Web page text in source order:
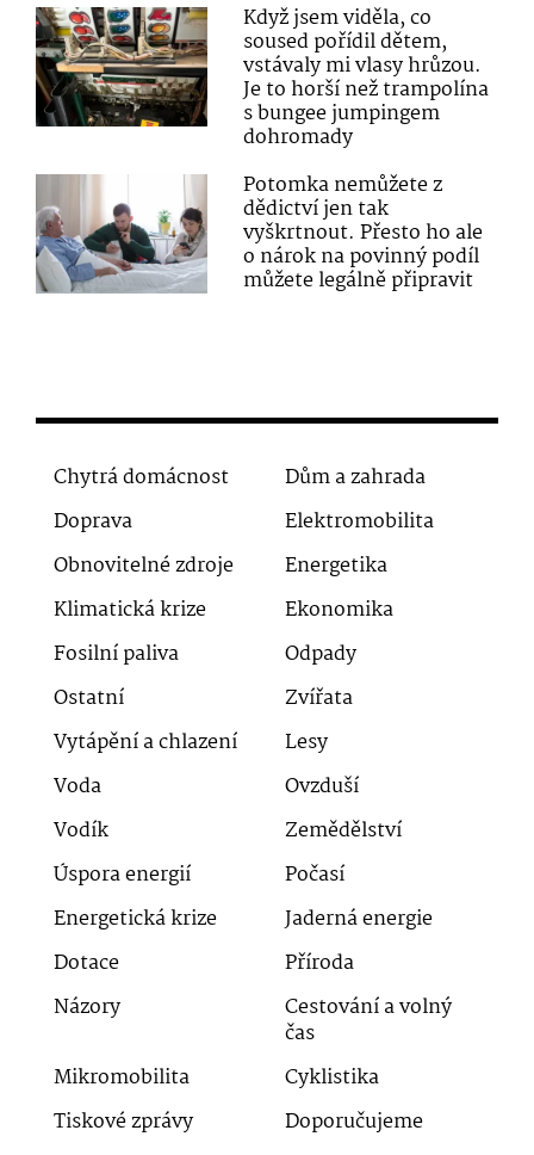
Když jsem viděla, co
soused pořídil dětem,
vstávaly mi vlasy hrůzou.
Je to horší než trampolína
s bungee jumpingem
dohromady
Potomka nemůžete z
dědictví jen tak
vyškrtnout. Přesto ho ale
o nárok na povinný podíl
můžete legálně připravit
Chytrá domácnost
Dům a zahrada
Doprava
Elektromobilita
Obnovitelné zdroje
Energetika
Klimatická krize
Ekonomika
Fosilní paliva
Odpady
Ostatní
Zvířata
Vytápění a chlazení
Lesy
Voda
Ovzduší
Vodík
Zemědělství
Úspora energií
Počasí
Energetická krize
Jaderná energie
Dotace
Příroda
Názory
Cestování a volný
čas
Mikromobilita
Cyklistika
Tiskové zprávy
Doporučujeme